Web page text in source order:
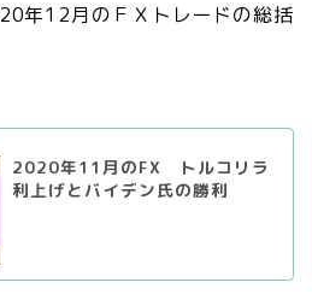
年12月のＦＸトレードの総括
2020年11月のFX トルコリラ
利上げとバイデン氏の勝利